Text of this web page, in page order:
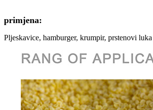
primjena:
Pljeskavice, hamburger, krumpir, prstenovi